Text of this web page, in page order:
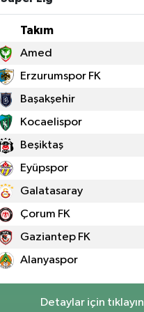
Takım
Amed
Erzurumspor FK
Başakşehir
Kocaelispor
Beşiktaş
Eyüpspor
Galatasaray
Çorum FK
Gaziantep FK
Alanyaspor
Detaylar için tıklayın